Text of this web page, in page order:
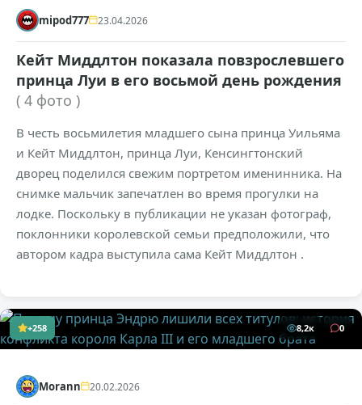
mipod777 23.04.2026
Кейт Миддлтон показала повзрослевшего
принца Луи в его восьмой день рождения
( 4 фото )
В честь восьмилетия младшего сына принца Уильяма
и Кейт Миддлтон, принца Луи, Кенсингтонский
дворец поделился свежим портретом именинника. На
снимке мальчик запечатлен во время прогулки на
лодке. Поскольку в публикации не указан фотограф,
поклонники королевской семьи предположили, что
автором кадра выступила сама Кейт Миддлтон .
+258 8,2к 0
Morann 20.02.2026